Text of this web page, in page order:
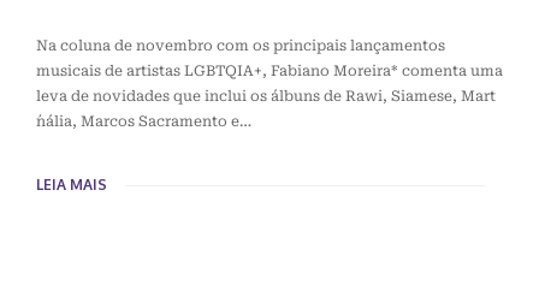
Na coluna de novembro com os principais lançamentos
musicais de artistas LGBTQIA+, Fabiano Moreira* comenta uma
leva de novidades que inclui os álbuns de Rawi, Siamese, Mart
´nália, Marcos Sacramento e…
LEIA MAIS